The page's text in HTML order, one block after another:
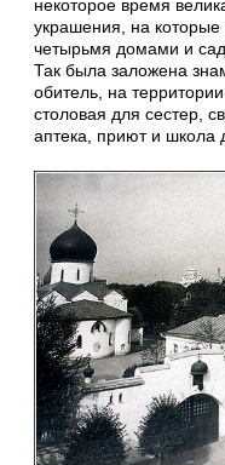
некоторое время
украшения, на которые
четырьмя домами и
Так была заложена
обитель, на
столовая для сестер,
аптека, приют и школа